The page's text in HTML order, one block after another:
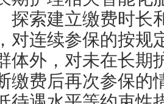
探索建立缴费时长
对连续参保的按规
体外，对未在长期
缴费后再次参保的